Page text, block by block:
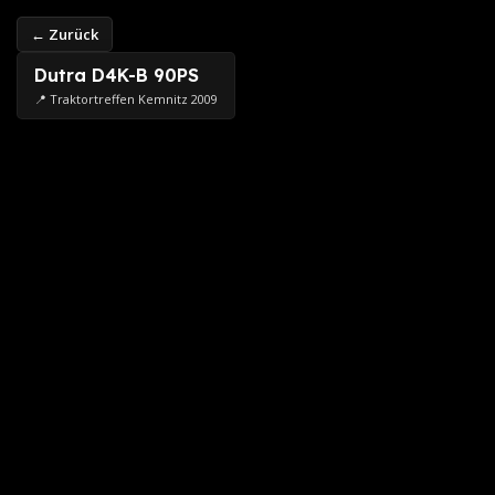
← Zurück
Dutra D4K-B 90PS
📍 Traktortreffen Kemnitz 2009